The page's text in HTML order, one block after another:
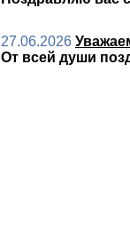
27.06.2026
От всей души